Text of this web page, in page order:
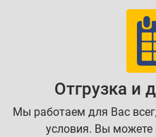
Отгрузка и
Мы работаем для Вас
условия. Вы можете